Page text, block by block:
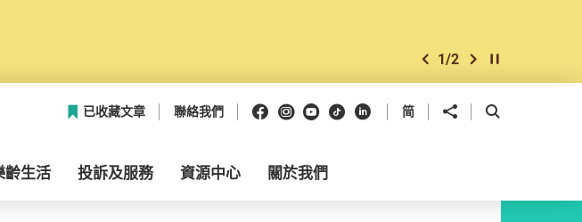
上一個
1/2 下一個開始/暫停幻燈
已收藏文章 聯絡我們 Facebook
Instagram
Youtube
抖音領英 简 分享到 開啟搜尋框
齡生活 投訴及服務 資源中心 關於我們